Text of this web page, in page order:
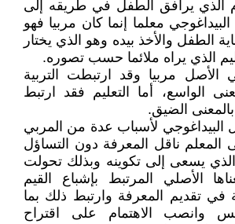
الذي يرافق الطفل في طريقه إلى
معلما إنما كان مربيا فهو
الطفل والأخذ بيده وهو الذي يختار
الذي يراه ملائما حسب تصوره.
الأصل مربيا وقد ارتبطت التربية
الواسع، أما التعليم فقد ارتبط
الضيق.
البيداغوجي لأسباب عدة من المربي
المعلم ناقل المعرفة دون التساؤل
يسعى إلى تكوينه وبذلك تحولت
الأصلي المرتبط بإشباع القيم
في تقديم المعرفة وارتبط ذلك بما
وانصب الاهتمام على اقتراح